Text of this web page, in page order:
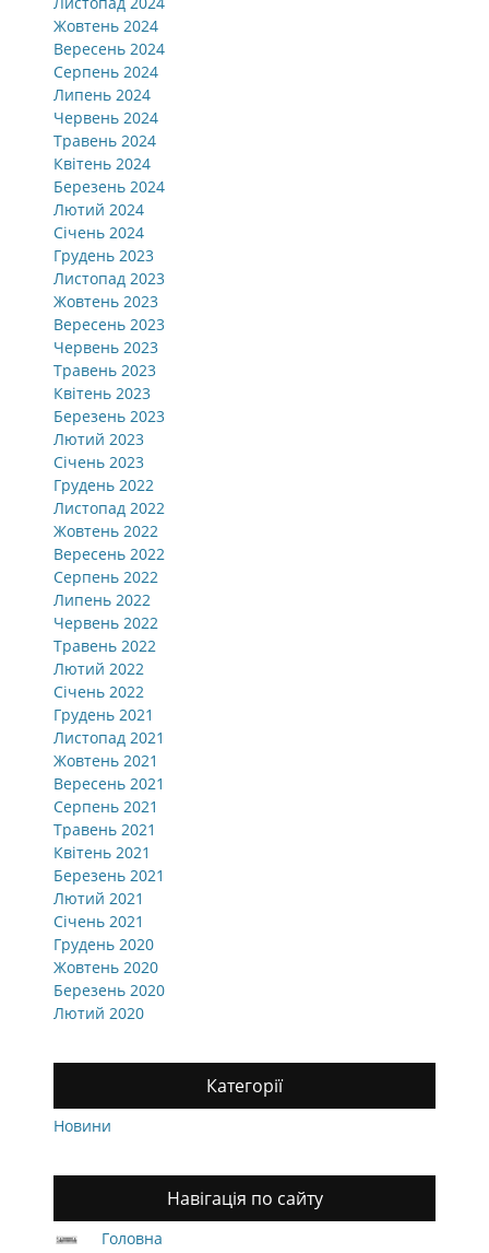
Жовтень 2024
Вересень 2024
Серпень 2024
Липень 2024
Червень 2024
Травень 2024
Квітень 2024
Березень 2024
Лютий 2024
Січень 2024
Грудень 2023
Листопад 2023
Жовтень 2023
Вересень 2023
Червень 2023
Травень 2023
Квітень 2023
Березень 2023
Лютий 2023
Січень 2023
Грудень 2022
Листопад 2022
Жовтень 2022
Вересень 2022
Серпень 2022
Липень 2022
Червень 2022
Травень 2022
Лютий 2022
Січень 2022
Грудень 2021
Листопад 2021
Жовтень 2021
Вересень 2021
Серпень 2021
Травень 2021
Квітень 2021
Березень 2021
Лютий 2021
Січень 2021
Грудень 2020
Жовтень 2020
Березень 2020
Лютий 2020
Категорії
Новини
Навігація по сайту
Головна